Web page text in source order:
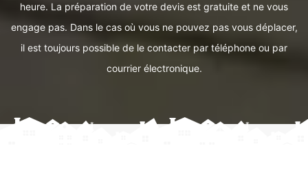
heure. La préparation de votre devis est gratuite et ne vous
engage pas. Dans le cas où vous ne pouvez pas vous déplacer,
il est toujours possible de le contacter par téléphone ou par
courrier électronique.